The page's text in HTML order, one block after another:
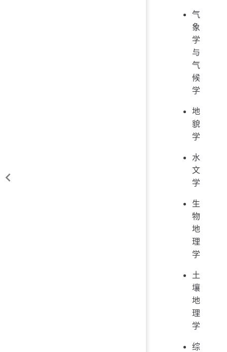
气
象
学
与
气
候
学
地
貌
学
水
文
学
生
物
地
理
学
土
壤
地
理
学
综